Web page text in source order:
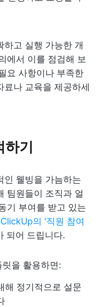
하고 실행 가능한 개
에서 이를 점검해 보
요 사항이나 부족한
료나 교육을 제공하세
하기
인 웰빙을 가늠하는
팀원들이 조직과 얼
기 부여를 받고 있는
ClickUp의 '직원 참여
되어 드립니다.
을 활용하면:
해 정기적으로 설문